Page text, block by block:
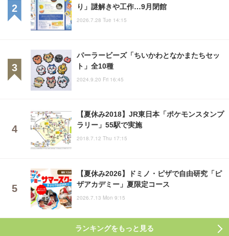
り」謎解きや工作…9月閉館
2026.7.28 Tue 14:15
パーラービーズ「ちいかわとなかまたちセッ
ト」全10種
2024.9.20 Fri 16:45
【夏休み2018】JR東日本「ポケモンスタンプ
ラリー」55駅で実施
2018.7.12 Thu 17:15
【夏休み2026】ドミノ・ピザで自由研究「ピ
ザアカデミー」夏限定コース
2026.7.13 Mon 9:15
ランキングをもっと見る